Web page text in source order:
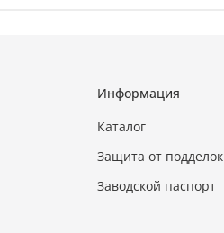
Информация
Каталог
Защита от подделок
Заводской паспорт